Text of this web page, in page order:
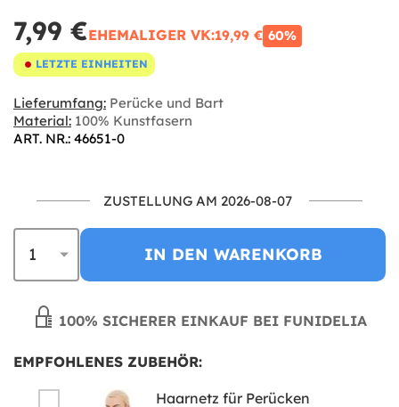
7,99 €EHEMALIGER VK:19,99 € 60%
LETZTE EINHEITEN
Lieferumfang: Perücke und Bart
Material: 100% Kunstfasern
ART. NR.: 46651-0
ZUSTELLUNG AM 2026-08-07
IN DEN WARENKORB
100% SICHERER EINKAUF BEI FUNIDELIA
EMPFOHLENES ZUBEHÖR:
Haarnetz für Perücken